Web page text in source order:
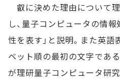
叡に決めた理由について理
し、量子コンピュータの情
性を表す」と説明。また英語
ベット順の最初の文字であ
が理研量子コンピュータ研究